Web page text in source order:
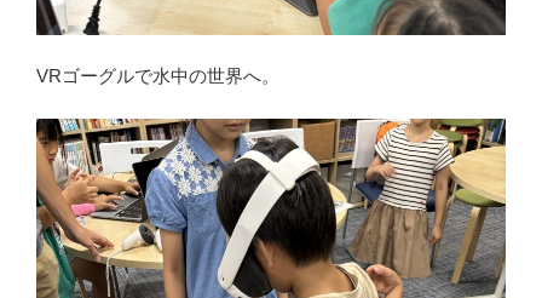
VRゴーグルで水中の世界へ。